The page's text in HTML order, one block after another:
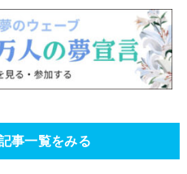
事一覧をみる